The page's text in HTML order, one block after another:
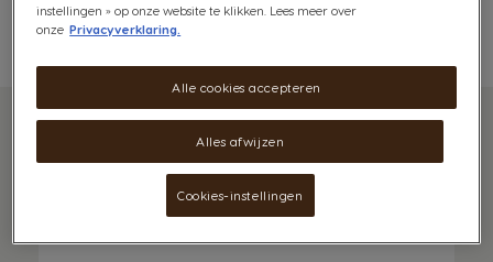
Gerelateerdehulppagina's
instellingen » op onze website te klikken. Lees meer over
onze Privacyverklaring.
Alles afwijzen
Alle cookies accepteren
Cookies-instellingen